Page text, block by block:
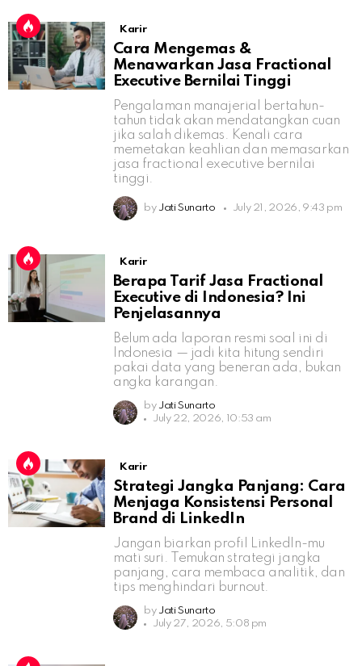
Karir
Cara Mengemas &
Menawarkan Jasa Fractional
Executive Bernilai Tinggi
Pengalaman manajerial bertahun-
tahun tidak akan mendatangkan cuan
jika salah dikemas. Kenali cara
memetakan keahlian dan memasarkan
jasa fractional executive bernilai
tinggi.
by Jati Sunarto July 21, 2026, 9:43 pm
Karir
Berapa Tarif Jasa Fractional
Executive di Indonesia? Ini
Penjelasannya
Belum ada laporan resmi soal ini di
Indonesia — jadi kita hitung sendiri
pakai data yang beneran ada, bukan
angka karangan.
by Jati Sunarto
July 22, 2026, 10:53 am
Karir
Strategi Jangka Panjang: Cara
Menjaga Konsistensi Personal
Brand di LinkedIn
Jangan biarkan profil LinkedIn-mu
mati suri. Temukan strategi jangka
panjang, cara membaca analitik, dan
tips menghindari burnout.
by Jati Sunarto
July 27, 2026, 5:08 pm